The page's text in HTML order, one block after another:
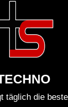
täglich die